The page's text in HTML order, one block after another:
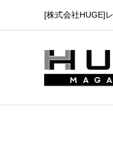
[株式会社HUGE]